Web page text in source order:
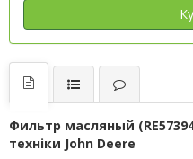
Фильтр масляный
техніки John Deere